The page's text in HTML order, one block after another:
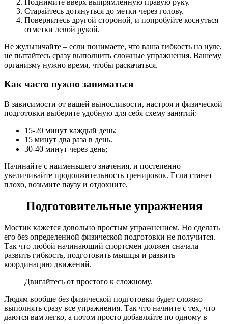
Старайтесь дотянуться до метки через голову.
Повернитесь другой стороной, и попробуйте коснуться
отметки левой рукой.
Не жульничайте – если понимаете, что ваша гибкость на нуле,
не пытайтесь сразу выполнить сложные упражнения. Вашему
организму нужно время, чтобы раскачаться.
Как часто нужно заниматься
В зависимости от вашей выносливости, настроя и физической
подготовки выберите удобную для себя схему занятий:
15-20 минут каждый день;
15 минут два раза в день.
30-40 минут через день;
Начинайте с наименьшего значения, и постепенно
увеличивайте продолжительность тренировок. Если станет
плохо, возьмите паузу и отдохните.
Подготовительные упражнения
Мостик кажется довольно простым упражнением. Но сделать
его без определенной физической подготовки не получится.
Так что любой начинающий спортсмен должен сначала
развить гибкость, подготовить мышцы и развить
координацию движений.
Двигайтесь от простого к сложному.
Людям вообще без физической подготовки будет сложно
выполнять сразу все упражнения. Так что начните с тех, что
даются вам легко, а потом просто добавляйте по одному в